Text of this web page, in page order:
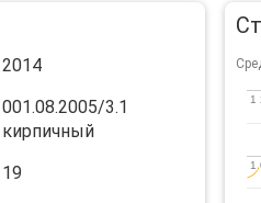
2014
001.08.2005/3.1
кирпичный
19
1
1
1
1